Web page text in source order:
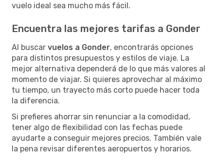
vuelo ideal sea mucho más fácil.
Encuentra las mejores tarifas a Gonder
Al buscar vuelos a Gonder, encontrarás opciones
para distintos presupuestos y estilos de viaje. La
mejor alternativa dependerá de lo que más valores al
momento de viajar. Si quieres aprovechar al máximo
tu tiempo, un trayecto más corto puede hacer toda
la diferencia.
Si prefieres ahorrar sin renunciar a la comodidad,
tener algo de flexibilidad con las fechas puede
ayudarte a conseguir mejores precios. También vale
la pena revisar diferentes aeropuertos y horarios.